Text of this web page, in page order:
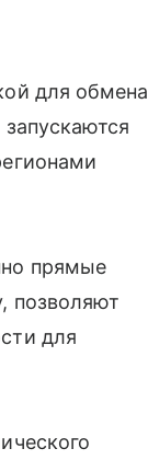
для обмена
прямые
позволяют
для